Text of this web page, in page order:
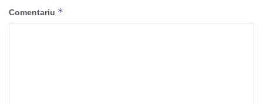
Comentariu *